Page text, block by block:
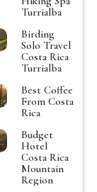
Turrialba
Birding
Solo Travel
Costa Rica
Turrialba
Best Coffee
From Costa
Rica
Budget
Hotel
Costa Rica
Mountain
Region